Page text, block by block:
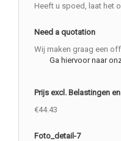
Heeft u spoed, laat het
Need a quotation
Wij maken graag een
Ga hiervoor naar
Prijs excl. Belastingen
€44.43
Foto_detail-7